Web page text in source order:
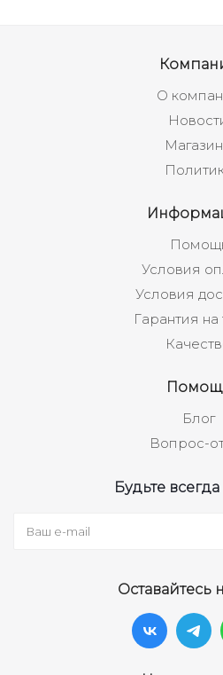
О
Условия
Условия
Гарантия на
Блог
Вопрос-
Будьте
Оставайтесь